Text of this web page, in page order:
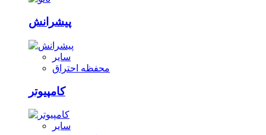
پیشرانش
سایر
محفظه احتراق
کامپیوتر
سایر